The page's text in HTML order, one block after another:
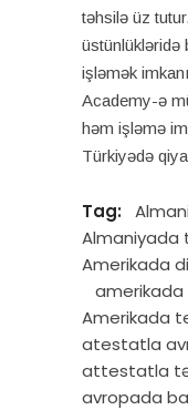
təhsilə üz
üstünlükləridə
işləmək
Academy-ə
həm işləmə
Türkiyədə
Tag:
Almaniyada
Amerikada
Amerikada
atestatla
attestatla
avropada